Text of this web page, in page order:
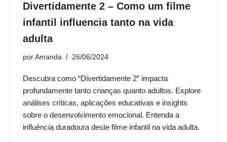
Divertidamente 2 – Como um filme
infantil influencia tanto na vida
adulta
por Amanda 26/06/2024
Descubra como “Divertidamente 2” impacta
profundamente tanto crianças quanto adultos. Explore
análises críticas, aplicações educativas e insights
sobre o desenvolvimento emocional. Entenda a
influência duradoura deste filme infantil na vida adulta.